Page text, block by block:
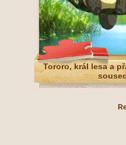
Tororo, král lesa a